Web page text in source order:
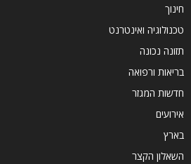
חינוך
טכנולוגיה ואינטרנט
תזונה נכונה
בריאות ורפואה
חדשות המגזר
אירועים
בארץ
השאלון הקצר